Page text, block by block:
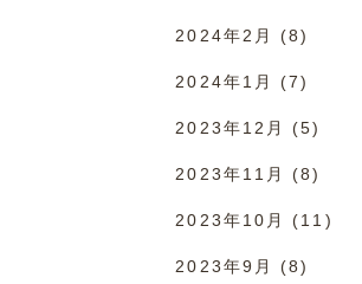
2024年2月 (8)
2024年1月 (7)
2023年12月 (5)
2023年11月 (8)
2023年10月 (11)
2023年9月 (8)